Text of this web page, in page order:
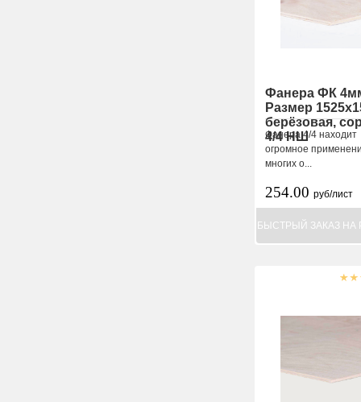
Фанера ФК
Размер
берёзовая,
4/4 НШ
Фанера 4/4 находит
огромное
многих о...
254.00 руб/лист
БЫСТРЫЙ ЗАКАЗ НА